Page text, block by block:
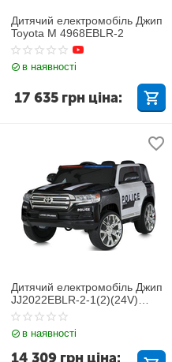
Дитячий електромобіль Джип
Toyota M 4968EBLR-2
в наявності
17 635 грн ціна:
Дитячий електромобіль Джип
JJ2022EBLR-2-1(2)(24V)
Toyota
в наявності
14 309 грн ціна: